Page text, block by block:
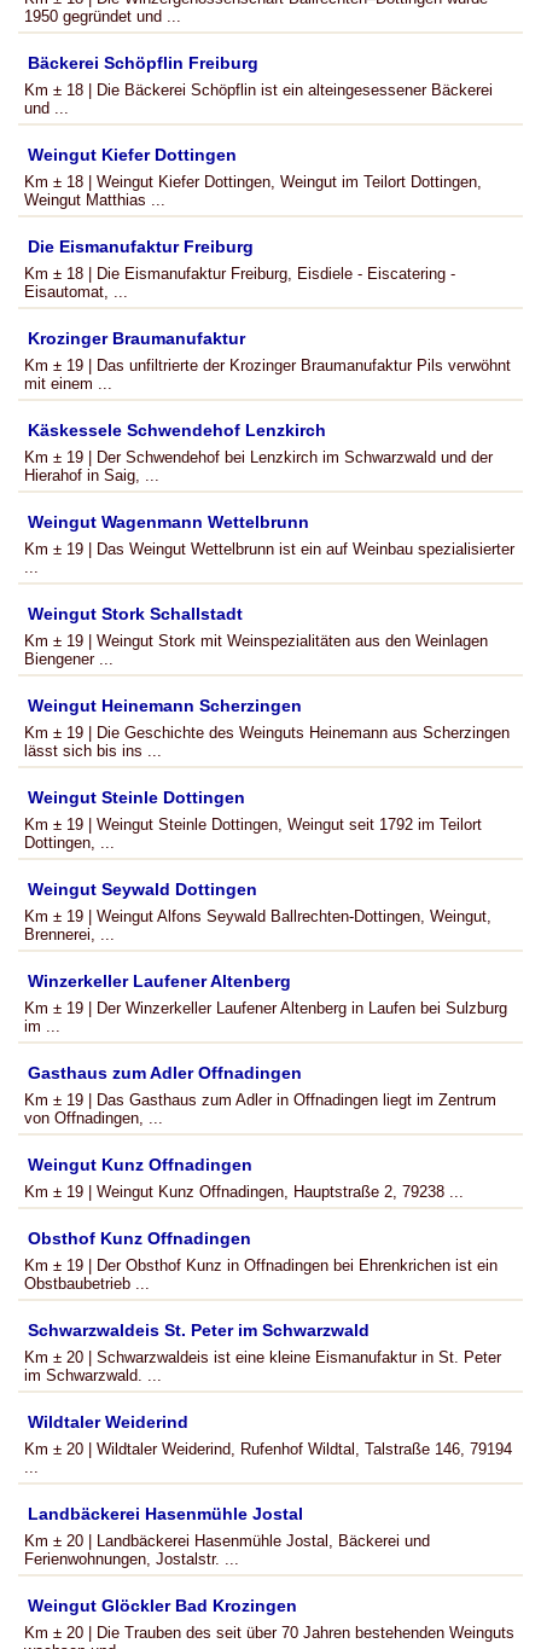
1950 gegründet und ...
Bäckerei Schöpflin Freiburg
Km ± 18 | Die Bäckerei Schöpflin ist ein alteingesessener Bäckerei
und ...
Weingut Kiefer Dottingen
Km ± 18 | Weingut Kiefer Dottingen, Weingut im Teilort Dottingen,
Weingut Matthias ...
Die Eismanufaktur Freiburg
Km ± 18 | Die Eismanufaktur Freiburg, Eisdiele - Eiscatering -
Eisautomat, ...
Krozinger Braumanufaktur
Km ± 19 | Das unfiltrierte der Krozinger Braumanufaktur Pils verwöhnt
mit einem ...
Käskessele Schwendehof Lenzkirch
Km ± 19 | Der Schwendehof bei Lenzkirch im Schwarzwald und der
Hierahof in Saig, ...
Weingut Wagenmann Wettelbrunn
Km ± 19 | Das Weingut Wettelbrunn ist ein auf Weinbau spezialisierter
...
Weingut Stork Schallstadt
Km ± 19 | Weingut Stork mit Weinspezialitäten aus den Weinlagen
Biengener ...
Weingut Heinemann Scherzingen
Km ± 19 | Die Geschichte des Weinguts Heinemann aus Scherzingen
lässt sich bis ins ...
Weingut Steinle Dottingen
Km ± 19 | Weingut Steinle Dottingen, Weingut seit 1792 im Teilort
Dottingen, ...
Weingut Seywald Dottingen
Km ± 19 | Weingut Alfons Seywald Ballrechten-Dottingen, Weingut,
Brennerei, ...
Winzerkeller Laufener Altenberg
Km ± 19 | Der Winzerkeller Laufener Altenberg in Laufen bei Sulzburg
im ...
Gasthaus zum Adler Offnadingen
Km ± 19 | Das Gasthaus zum Adler in Offnadingen liegt im Zentrum
von Offnadingen, ...
Weingut Kunz Offnadingen
Km ± 19 | Weingut Kunz Offnadingen, Hauptstraße 2, 79238 ...
Obsthof Kunz Offnadingen
Km ± 19 | Der Obsthof Kunz in Offnadingen bei Ehrenkrichen ist ein
Obstbaubetrieb ...
Schwarzwaldeis St. Peter im Schwarzwald
Km ± 20 | Schwarzwaldeis ist eine kleine Eismanufaktur in St. Peter
im Schwarzwald. ...
Wildtaler Weiderind
Km ± 20 | Wildtaler Weiderind, Rufenhof Wildtal, Talstraße 146, 79194
...
Landbäckerei Hasenmühle Jostal
Km ± 20 | Landbäckerei Hasenmühle Jostal, Bäckerei und
Ferienwohnungen, Jostalstr. ...
Weingut Glöckler Bad Krozingen
Km ± 20 | Die Trauben des seit über 70 Jahren bestehenden Weinguts